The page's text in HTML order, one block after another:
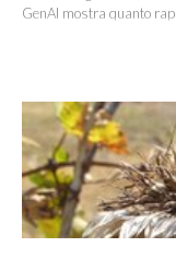
GenAI mostra quanto